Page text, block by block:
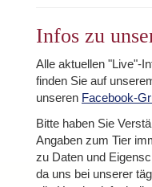
Infos zu
Alle aktuellen "Live"-
finden Sie auf
unseren Facebook-
Bitte haben Sie
Angaben zum Tier
zu Daten und
da uns bei unserer